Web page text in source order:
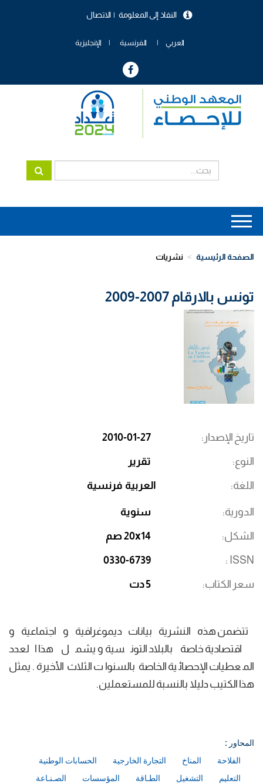
الاتصال النفاذ إلى المعلومة
العربي الفرنسية الإنجليزية
Main
navigation
الصفحة الرئيسية نشريات
تونس بالارقام 2007-2009
تاريخ الإصدار 2010-01-27
النوع تقرير
اللغة العربية فرنسية
الدورية سنوية
الشكل 20x14 صم
ISSN
0330-6739
سعر الكتاب 5 دت
تتضمن هذه النشرية بيانات ديموغرافية و اجتماعية و
اقتصادية خاصة بالبلاد التونسية و يشمل هذا العدد
المعطيات الإحصائية الخاصة بالسنوات الثلاث الأخيرة. يمثل
هذا الكتيب دليلا بالنسبة للمستعملين.
المحاور :
الفلاحة
المناخ التجارة الخارجية
الحسابات الوطنية
التعليم
التشغيل الطـاقة المؤسسات
الصـنـاعة